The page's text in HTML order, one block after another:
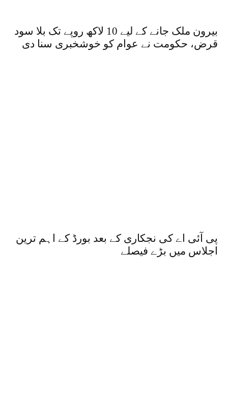
بیرون ملک جانے کے لیے 10 لاکھ روپے تک بلا سود
قرض، حکومت نے عوام کو خوشخبری سنا دی
پی آئی اے کی نجکاری کے بعد بورڈ کے اہم ترین
اجلاس میں بڑے فیصلے